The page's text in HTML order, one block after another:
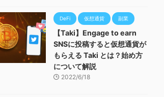
DeFi 仮想通貨 副業
【Taki】Engage to earn
SNSに投稿すると仮想通貨が
もらえる Taki とは？始め方
について解説
2022/6/18